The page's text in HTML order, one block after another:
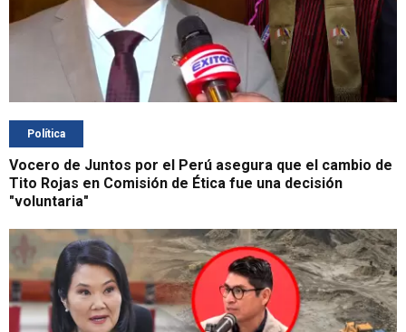
Política
Vocero de Juntos por el Perú asegura que el cambio de
Tito Rojas en Comisión de Ética fue una decisión
"voluntaria"